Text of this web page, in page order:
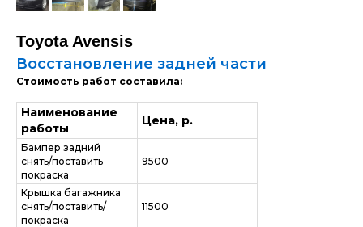
Toyota Avensis
Восстановление задней части
Стоимость работ составила:
Наименование
работы
Цена, р.
Бампер задний
снять/поставить
покраска
9500
Крышка багажника
снять/поставить/
покраска
11500